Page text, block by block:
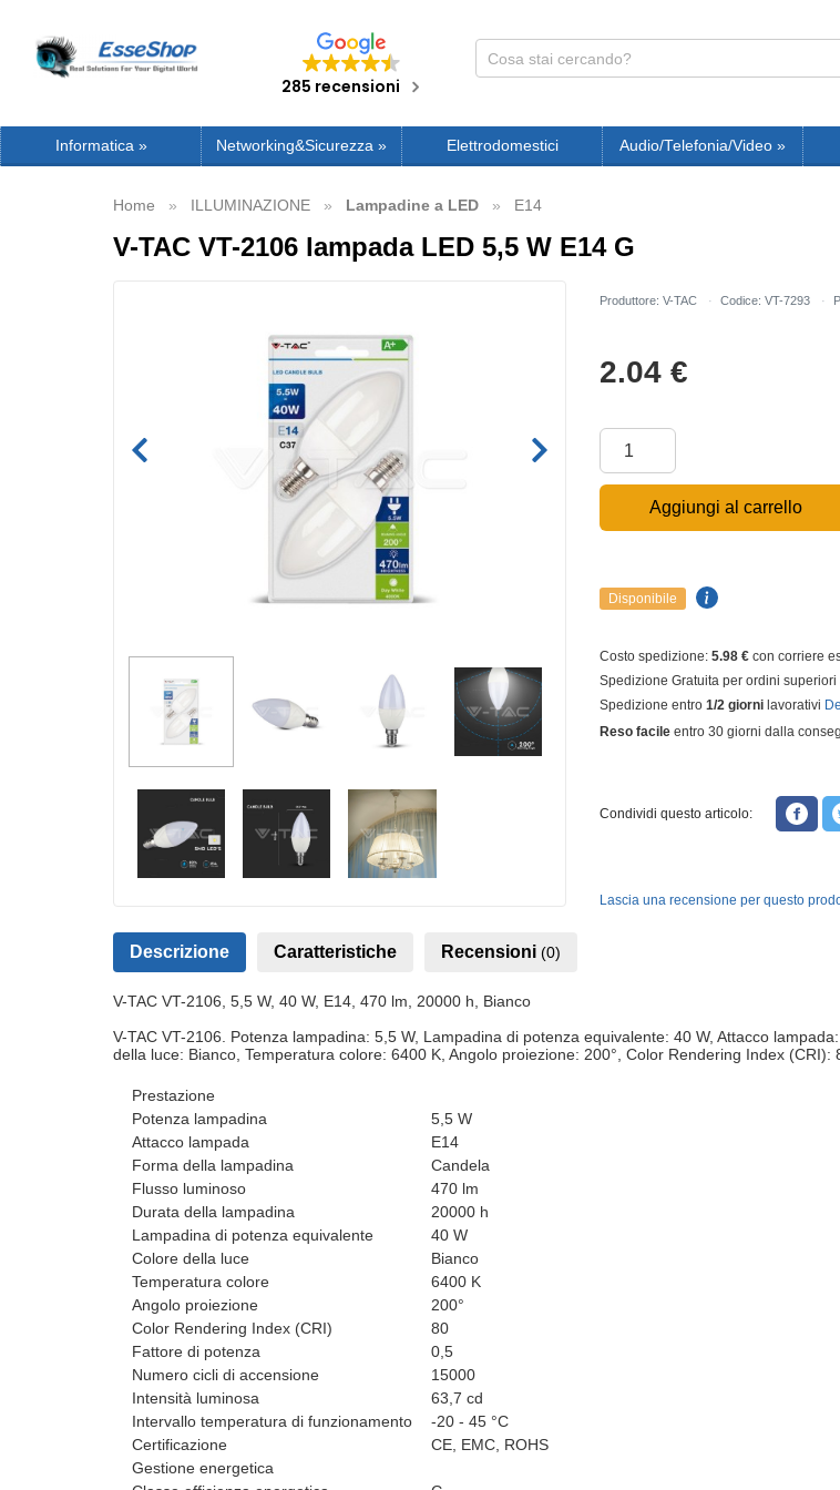
285 recensioni
Informatica» Networking&Sicurezza » Elettrodomestici Audio/Telefonia/Video »
Home ILLUMINAZIONE Lampadine a LED E14
V-TAC VT-2106 lampada LED 5,5 W E14 G
Produttore: V-TAC Codice: VT-7293
2.04 €
Aggiungi al carrello
Disponibile
Costo spedizione: 5.98 € con corriere
Spedizione Gratuita per ordini superiori
Spedizione entro 1/2 giornilavorativi
Reso facileentro 30 giorni dalla
Condividi questo articolo:
Lascia una recensione per questo
Descrizione Caratteristiche Recensioni (0)
V-TAC VT-2106, 5,5 W, 40 W, E14, 470 lm, 20000 h, Bianco
V-TAC VT-2106. Potenza lampadina: 5,5 W, Lampadina di potenza equivalente: 40 W, Attacco
della luce: Bianco, Temperatura colore: 6400 K, Angolo proiezione: 200°, Color Rendering Index
Prestazione
Potenza lampadina
5,5 W
Attacco lampada
E14
Forma della lampadina
Candela
Flusso luminoso
470 lm
Durata della lampadina
20000 h
Lampadina di potenza equivalente
40 W
Colore della luce
Bianco
Temperatura colore
6400 K
Angolo proiezione
200°
Color Rendering Index (CRI)
80
Fattore di potenza
0,5
Numero cicli di accensione
15000
Intensità luminosa
63,7 cd
Intervallo temperatura di funzionamento
-20 - 45 °C
Certificazione
CE, EMC, ROHS
Gestione energetica